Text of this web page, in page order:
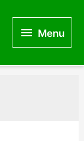
MenuMenu